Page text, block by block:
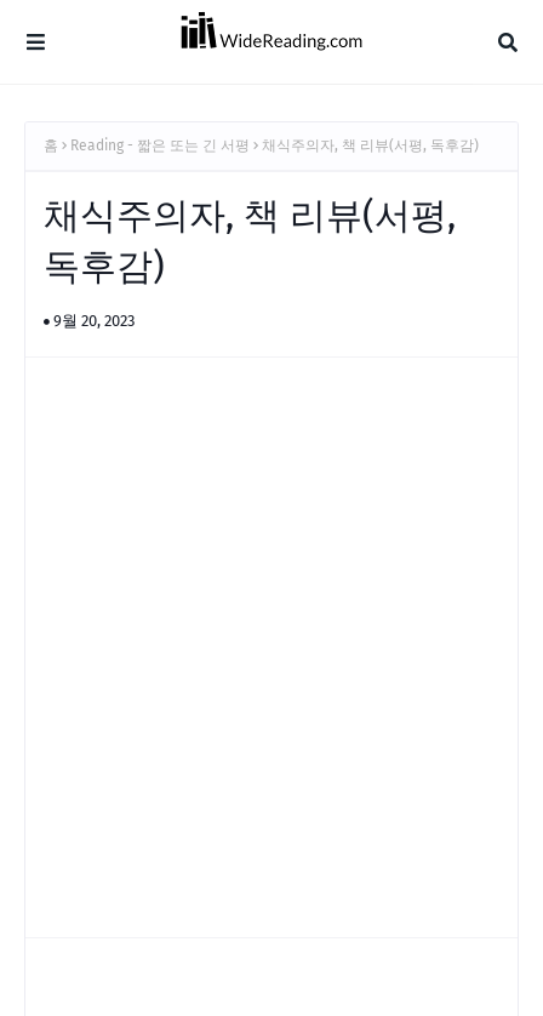
홈 Reading - 짧은 또는 긴 서평 채식주의자, 책 리뷰(서평, 독후감)
채식주의자, 책 리뷰(서평,
독후감)
9월 20, 2023